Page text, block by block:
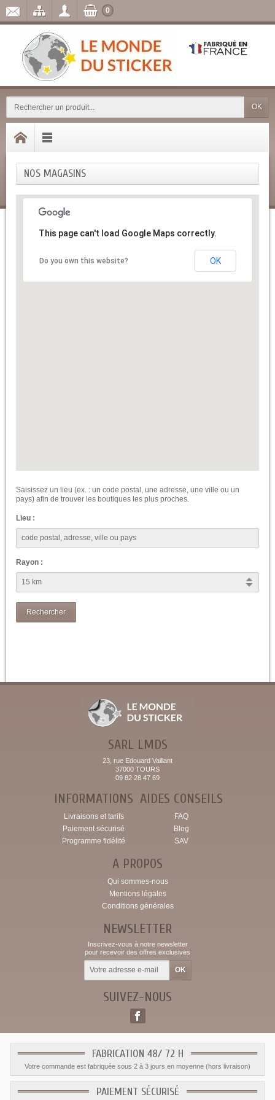
OK
0
NOS MAGASINS
This page can't load Google Maps correctly.
Do you own this website? OK
Saisissez un lieu (ex. : un code postal, une adresse, une ville ou un
pays) afin de trouver les boutiques les plus proches.
Lieu :
Rayon :
Rechercher
SARL LMDS
23, rue Edouard Vaillant
37000 TOURS
09 82 28 47 69
INFORMATIONS
Livraisons et tarifs
Paiement sécurisé
Programme fidélité
AIDES CONSEILS
FAQ
Blog
SAV
A PROPOS
Qui sommes-nous
Mentions légales
Conditions générales
NEWSLETTER
Inscrivez-vous à notre newsletter
pour recevoir des offres exclusives
SUIVEZ-NOUS
FABRICATION 48/ 72 H
Votre commande est fabriquée sous 2 à 3 jours en moyenne (hors livraison)
PAIEMENT SÉCURISÉ